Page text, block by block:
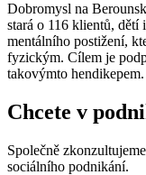
Dobromysl na
stará o 116 klientů, dětí
mentálního postižení,
fyzickým. Cílem je
takovýmto hendikepem.
Chcete v
Společně
sociálního podnikání.